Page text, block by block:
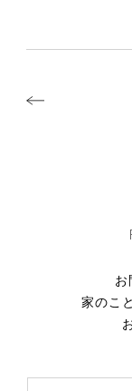
お
家のこ